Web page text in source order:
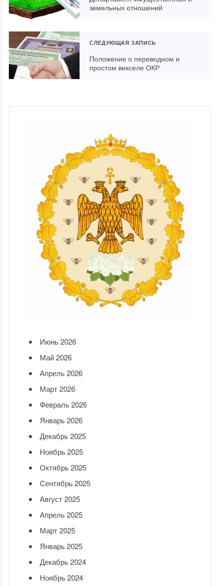
земельных отношений
СЛЕДУЮЩАЯ ЗАПИСЬ
Положение о переводном и
простом векселе ОКР
Июнь 2026
Май 2026
Апрель 2026
Март 2026
Февраль 2026
Январь 2026
Декабрь 2025
Ноябрь 2025
Октябрь 2025
Сентябрь 2025
Август 2025
Апрель 2025
Март 2025
Январь 2025
Декабрь 2024
Ноябрь 2024